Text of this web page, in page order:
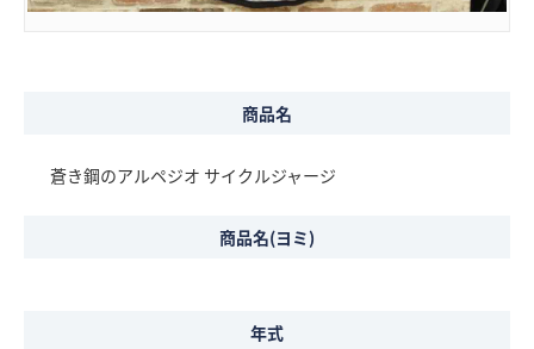
商品名
蒼き鋼のアルペジオ サイクルジャージ
商品名(ヨミ)
年式